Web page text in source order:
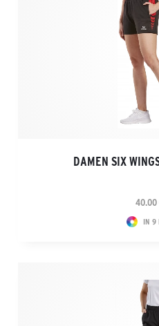
DAMEN SIX
40.00
IN 9